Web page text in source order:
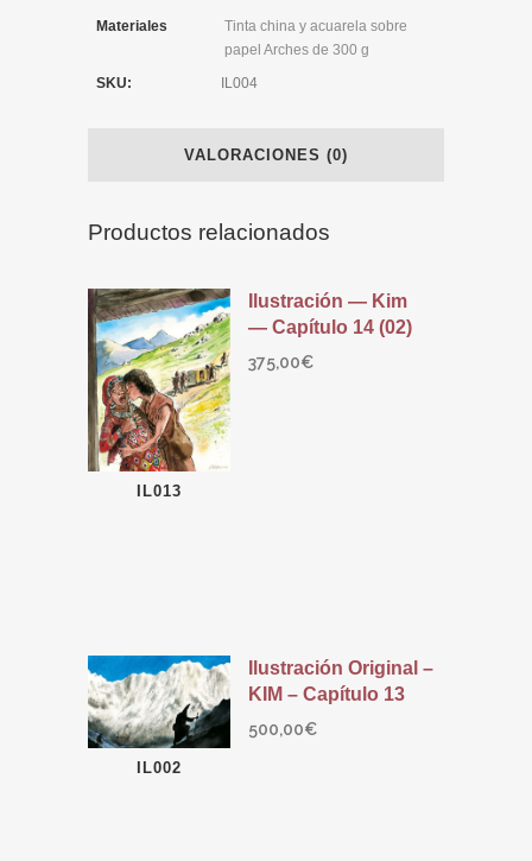
Materiales
Tinta china y acuarela sobre
papel Arches de 300 g
SKU:
IL004
VALORACIONES (0)
Productos relacionados
IL013
Ilustración — Kim
— Capítulo 14 (02)
375,00€
IL002
Ilustración Original –
KIM – Capítulo 13
500,00€